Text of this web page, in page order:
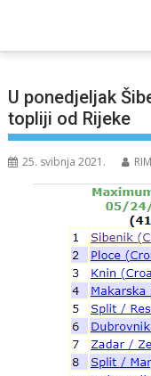
U ponedjeljak
topliji od Rijeke
25. svibnja 2021.